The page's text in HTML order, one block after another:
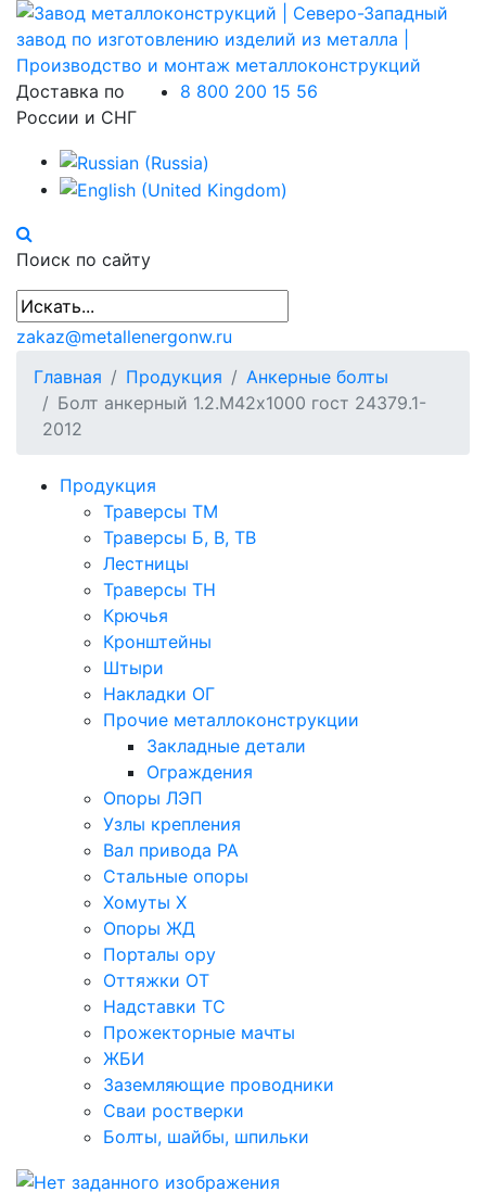
Доставка по
России и СНГ
8 800 200 15 56
Поиск по сайту
zakaz@metallenergonw.ru
Главная
Продукция
Анкерные болты
Болт анкерный 1.2.М42х1000 гост 24379.1-
2012
Продукция
Траверсы ТМ
Траверсы Б, В, ТВ
Лестницы
Траверсы ТН
Крючья
Кронштейны
Штыри
Накладки ОГ
Прочие металлоконструкции
Закладные детали
Ограждения
Опоры ЛЭП
Узлы крепления
Вал привода РА
Стальные опоры
Хомуты Х
Опоры ЖД
Порталы ору
Оттяжки ОТ
Надставки ТС
Прожекторные мачты
ЖБИ
Заземляющие проводники
Сваи ростверки
Болты, шайбы, шпильки